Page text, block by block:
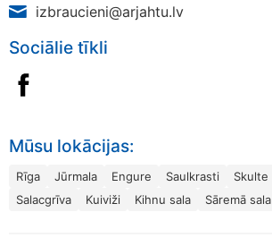
izbraucieni@arjahtu.lv
Sociālie tīkli
Mūsu lokācijas:
Rīga Jūrmala Engure Saulkrasti Skulte
Salacgrīva
Kuiviži Kihnu sala Sāremā sala